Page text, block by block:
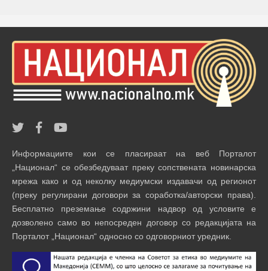
Информациите кои се пласираат на веб Порталот
„Национал“ се обезбедуваат преку сопствената новинарска
мрежа како и од неколку медиумски издавачи од регионот
(преку регулирани договори за соработка/авторски права).
Бесплатно преземање содржини надвор од условите е
дозволено само во непосреден договор со редакцијата на
Порталот „Национал“ односно со одговорниот уредник.